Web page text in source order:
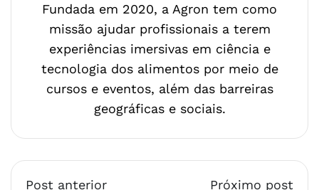
Fundada em 2020, a Agron tem como
missão ajudar profissionais a terem
experiências imersivas em ciência e
tecnologia dos alimentos por meio de
cursos e eventos, além das barreiras
geográficas e sociais.
Post anterior Próximo post